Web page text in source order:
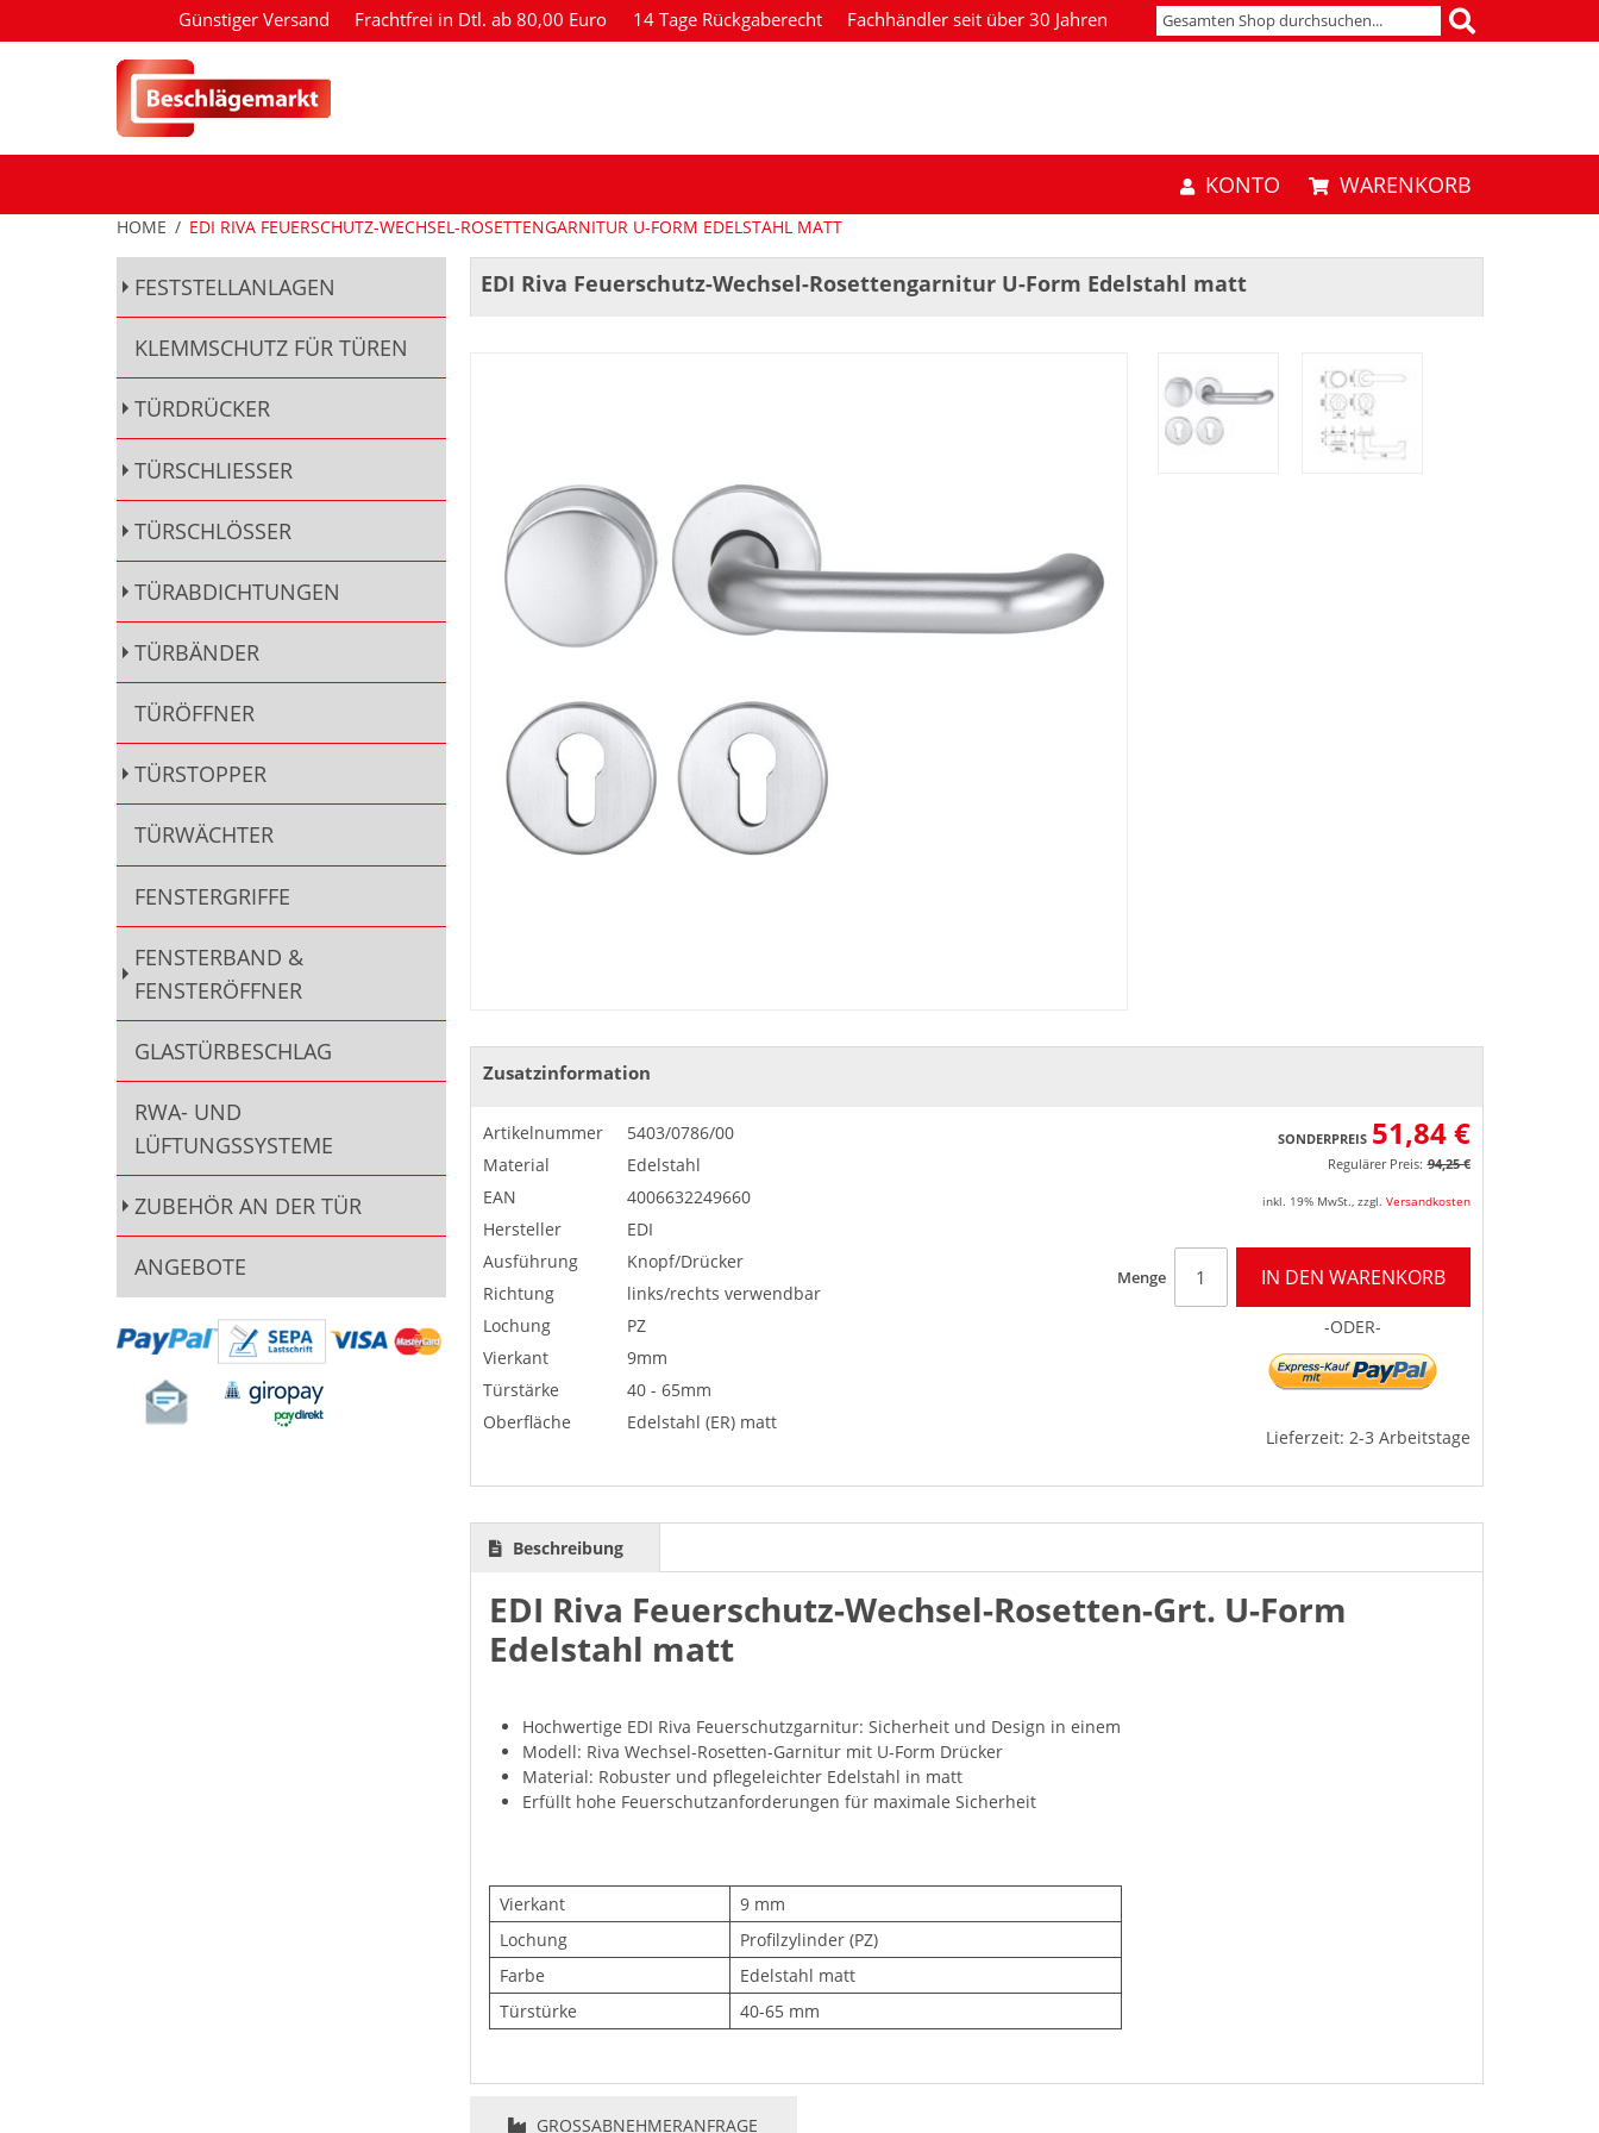
Günstiger Versand Frachtfrei in Dtl. ab 80,00 Euro 14 Tage Rückgaberecht Fachhändler seit über 30 Jahren
KONTO WARENKORB
HOME / EDI RIVA FEUERSCHUTZ-WECHSEL-ROSETTENGARNITUR U-FORM EDELSTAHL MATT
EDI Riva Feuerschutz-Wechsel-Rosettengarnitur U-Form Edelstahl matt
Zusatzinformation
Artikelnummer
5403/0786/00
Material
Edelstahl
EAN
4006632249660
Hersteller
EDI
Ausführung
Knopf/Drücker
Richtung
links/rechts verwendbar
Lochung
PZ
Vierkant
9mm
Türstärke
40 - 65mm
Oberfläche
Edelstahl (ER) matt
SONDERPREIS 51,84 €
Regulärer Preis: 94,25 €
inkl. 19% MwSt. zzgl. Versandkosten
Menge IN DEN WARENKORB
-ODER-
Lieferzeit: 2-3 Arbeitstage
Beschreibung
EDI Riva Feuerschutz-Wechsel-Rosetten-Grt. U-Form
Edelstahl matt
Hochwertige EDI Riva Feuerschutzgarnitur: Sicherheit und Design in einem
Modell: Riva Wechsel-Rosetten-Garnitur mit U-Form Drücker
Material: Robuster und pflegeleichter Edelstahl in matt
Erfüllt hohe Feuerschutzanforderungen für maximale Sicherheit
Vierkant
9 mm
Lochung
Profilzylinder (PZ)
Farbe
Edelstahl matt
Türstürke
40-65 mm
GROSSABNEHMERANFRAGE
FESTSTELLANLAGEN
KLEMMSCHUTZ FÜR TÜREN
TÜRDRÜCKER
TÜRSCHLIESSER
TÜRSCHLÖSSER
TÜRABDICHTUNGEN
TÜRBÄNDER
TÜRÖFFNER
TÜRSTOPPER
TÜRWÄCHTER
FENSTERGRIFFE
FENSTERBAND &
FENSTERÖFFNER
GLASTÜRBESCHLAG
RWA- UND
LÜFTUNGSSYSTEME
ZUBEHÖR AN DER TÜR
ANGEBOTE